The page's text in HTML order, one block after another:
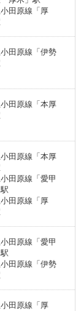
田原線「厚
田原線「伊勢
田原線「本厚
田原線「本厚
田原線「愛甲
田原線「厚
田原線「愛甲
田原線「伊勢
田原線「厚